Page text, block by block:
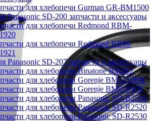
для хлебопечи Gurman GR-BM1500
Panasonic SD-200 запчасти и аксессуары
для хлебопечи Redmond RBM-
для хлебопечи Redmond RBM-
Panasonic SD-207 запчасти и аксессуары
для хлебопечи Binatone BM202
для хлебопечи Gorenje BM1210BK
для хлебопечи Gorenje BM910WII
для хлебопечи Panasonic SD-B2510
для хлебопечи Panasonic SD-R2520
для хлебопечи Panasonic SD-R2530